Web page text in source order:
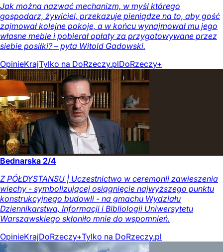
Jak można nazwać mechanizm, w myśl którego
gospodarz, żywiciel, przekazuje pieniądze na to, aby gość
zajmował kolejne pokoje, a w końcu wynajmował mu jego
własne meble i pobierał opłaty za przygotowywane przez
siebie posiłki? – pyta Witold Gadowski.
OpinieKrajTylko na DoRzeczy.plDoRzeczy+
Bednarska 2/4
Z PÓŁDYSTANSU | Uczestnictwo w ceremonii zawieszenia
wiechy - symbolizującej osiągnięcie najwyższego punktu
konstrukcyjnego budowli - na gmachu Wydziału
Dziennikarstwa, Informacji i Bibliologii Uniwersytetu
Warszawskiego skłoniło mnie do wspomnień.
OpinieKrajDoRzeczy+Tylko na DoRzeczy.pl